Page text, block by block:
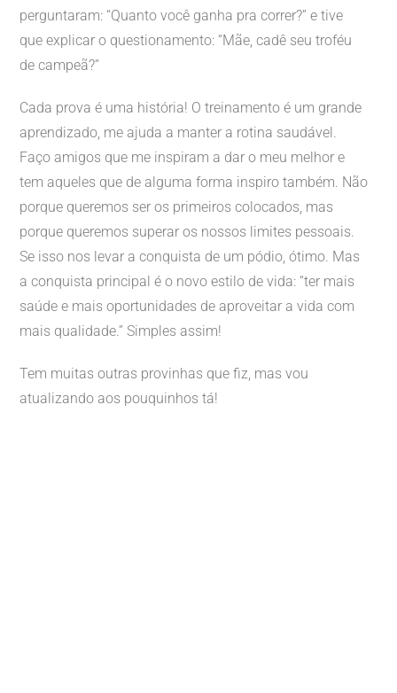
perguntaram: “Quanto você ganha pra correr?” e tive
que explicar o questionamento: “Mãe, cadê seu troféu
de campeã?”
Cada prova é uma história! O treinamento é um grande
aprendizado, me ajuda a manter a rotina saudável.
Faço amigos que me inspiram a dar o meu melhor e
tem aqueles que de alguma forma inspiro também. Não
porque queremos ser os primeiros colocados, mas
porque queremos superar os nossos limites pessoais.
Se isso nos levar a conquista de um pódio, ótimo. Mas
a conquista principal é o novo estilo de vida: “ter mais
saúde e mais oportunidades de aproveitar a vida com
mais qualidade.” Simples assim!
Tem muitas outras provinhas que fiz, mas vou
atualizando aos pouquinhos tá!